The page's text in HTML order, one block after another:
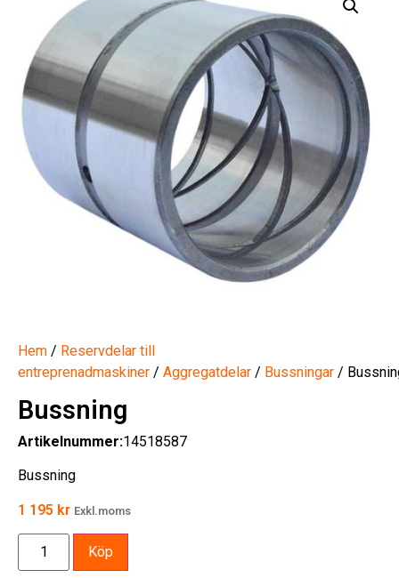
Hem / Reservdelar till
entreprenadmaskiner / Aggregatdelar / Bussningar /
Bussning
Artikelnummer:14518587
Bussning
1 195 kr Exkl.moms
Köp